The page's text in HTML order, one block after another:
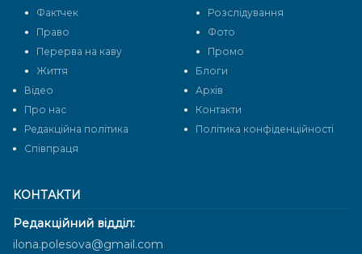
КОНТАКТИ
Редакційний відділ:
ilona.polesova@gmail.com
Фактчек
Розслідування
Право
Фото
Перерва на каву
Промо
Життя
Блоги
Відео
Архів
Про нас
Контакти
Редакційна політика
Політика конфіденційності
Cпівпраця